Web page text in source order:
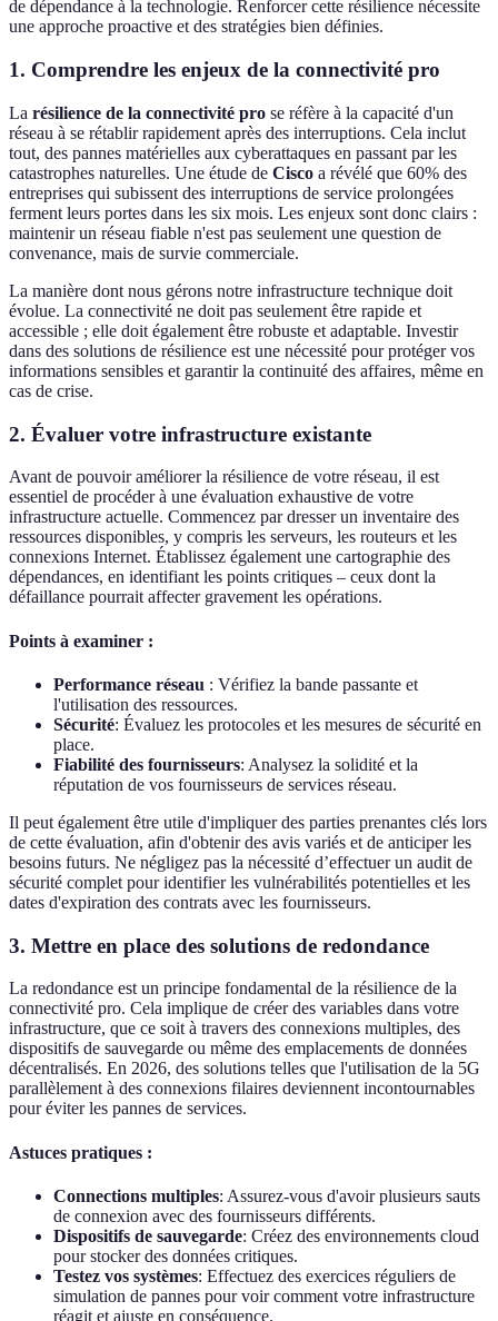
de dépendance à la technologie. Renforcer cette résilience nécessite
une approche proactive et des stratégies bien définies.
1. Comprendre les enjeux de la connectivité pro
La résilience de la connectivité pro se réfère à la capacité d'un
réseau à se rétablir rapidement après des interruptions. Cela inclut
tout, des pannes matérielles aux cyberattaques en passant par les
catastrophes naturelles. Une étude de Cisco a révélé que 60% des
entreprises qui subissent des interruptions de service prolongées
ferment leurs portes dans les six mois. Les enjeux sont donc clairs :
maintenir un réseau fiable n'est pas seulement une question de
convenance, mais de survie commerciale.
La manière dont nous gérons notre infrastructure technique doit
évolue. La connectivité ne doit pas seulement être rapide et
accessible ; elle doit également être robuste et adaptable. Investir
dans des solutions de résilience est une nécessité pour protéger vos
informations sensibles et garantir la continuité des affaires, même en
cas de crise.
2. Évaluer votre infrastructure existante
Avant de pouvoir améliorer la résilience de votre réseau, il est
essentiel de procéder à une évaluation exhaustive de votre
infrastructure actuelle. Commencez par dresser un inventaire des
ressources disponibles, y compris les serveurs, les routeurs et les
connexions Internet. Établissez également une cartographie des
dépendances, en identifiant les points critiques – ceux dont la
défaillance pourrait affecter gravement les opérations.
Points à examiner :
Performance réseau : Vérifiez la bande passante et
l'utilisation des ressources.
Sécurité: Évaluez les protocoles et les mesures de sécurité en
place.
Fiabilité des fournisseurs: Analysez la solidité et la
réputation de vos fournisseurs de services réseau.
Il peut également être utile d'impliquer des parties prenantes clés lors
de cette évaluation, afin d'obtenir des avis variés et de anticiper les
besoins futurs. Ne négligez pas la nécessité d’effectuer un audit de
sécurité complet pour identifier les vulnérabilités potentielles et les
dates d'expiration des contrats avec les fournisseurs.
3. Mettre en place des solutions de redondance
La redondance est un principe fondamental de la résilience de la
connectivité pro. Cela implique de créer des variables dans votre
infrastructure, que ce soit à travers des connexions multiples, des
dispositifs de sauvegarde ou même des emplacements de données
décentralisés. En 2026, des solutions telles que l'utilisation de la 5G
parallèlement à des connexions filaires deviennent incontournables
pour éviter les pannes de services.
Astuces pratiques :
Connections multiples: Assurez-vous d'avoir plusieurs sauts
de connexion avec des fournisseurs différents.
Dispositifs de sauvegarde: Créez des environnements cloud
pour stocker des données critiques.
Testez vos systèmes: Effectuez des exercices réguliers de
simulation de pannes pour voir comment votre infrastructure
réagit et ajuste en conséquence.